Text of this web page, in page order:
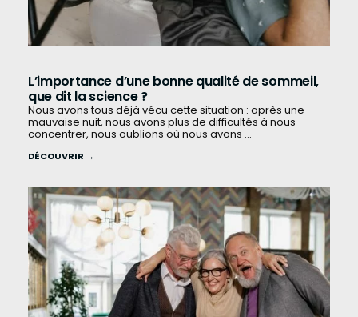
L’importance d’une bonne qualité de sommeil,
que dit la science ?
Nous avons tous déjà vécu cette situation : après une
mauvaise nuit, nous avons plus de difficultés à nous
concentrer, nous oublions où nous avons ...
DÉCOUVRIR →